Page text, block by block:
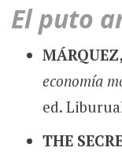
El puto
economía
ed.
THE